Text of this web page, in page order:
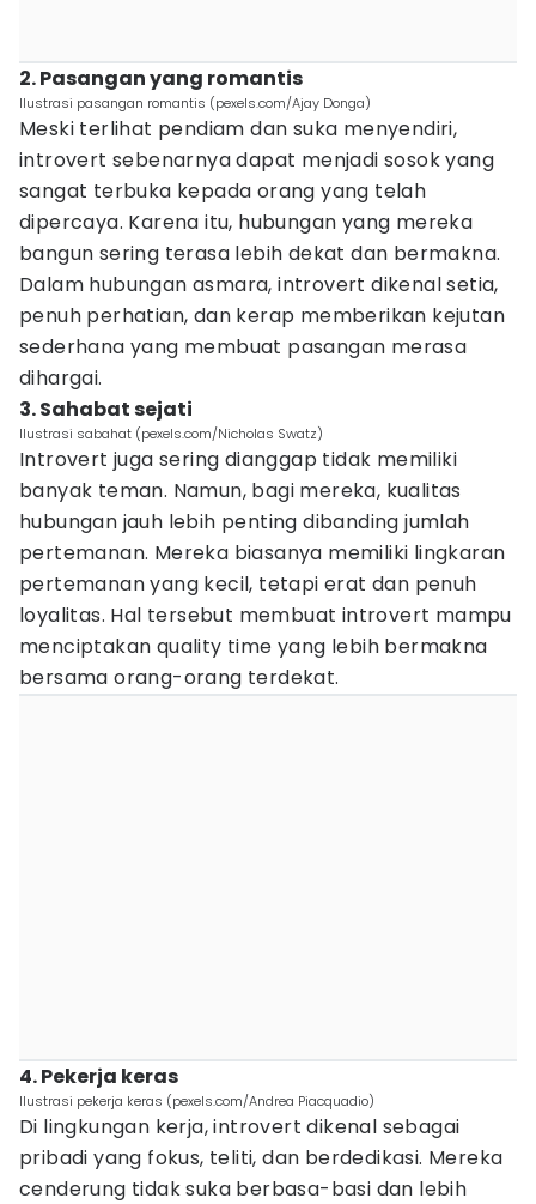
2. Pasangan yang romantis
Ilustrasi pasangan romantis (pexels.com/Ajay Donga)
Meski terlihat pendiam dan suka menyendiri,
introvert sebenarnya dapat menjadi sosok yang
sangat terbuka kepada orang yang telah
dipercaya. Karena itu, hubungan yang mereka
bangun sering terasa lebih dekat dan bermakna.
Dalam hubungan asmara, introvert dikenal setia,
penuh perhatian, dan kerap memberikan kejutan
sederhana yang membuat pasangan merasa
dihargai.
3. Sahabat sejati
Ilustrasi sabahat (pexels.com/Nicholas Swatz)
Introvert juga sering dianggap tidak memiliki
banyak teman. Namun, bagi mereka, kualitas
hubungan jauh lebih penting dibanding jumlah
pertemanan. Mereka biasanya memiliki lingkaran
pertemanan yang kecil, tetapi erat dan penuh
loyalitas. Hal tersebut membuat introvert mampu
menciptakan quality time yang lebih bermakna
bersama orang-orang terdekat.
4. Pekerja keras
Ilustrasi pekerja keras (pexels.com/Andrea Piacquadio)
Di lingkungan kerja, introvert dikenal sebagai
pribadi yang fokus, teliti, dan berdedikasi. Mereka
cenderung tidak suka berbasa-basi dan lebih